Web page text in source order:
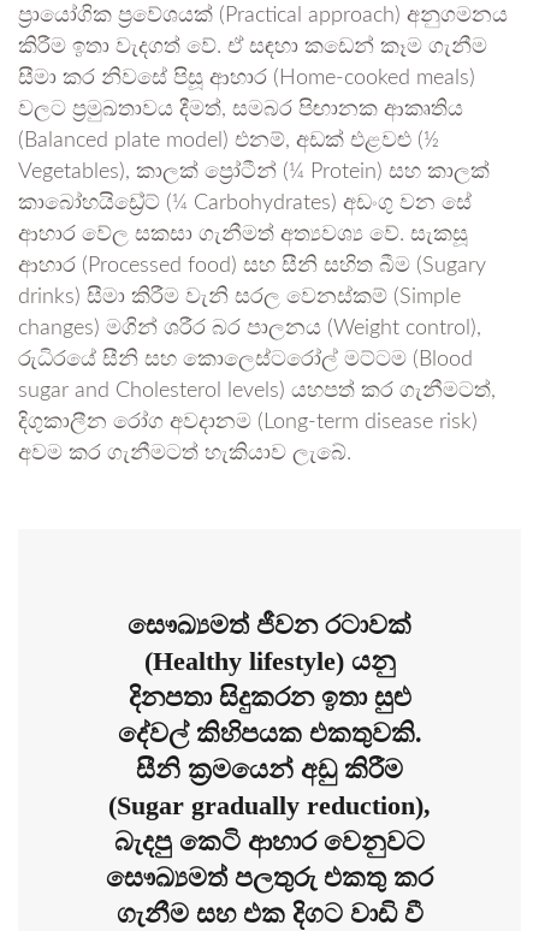
ප්‍රායෝගික ප්‍රවේශයක් (Practical approach) අනුගමනය
කිරීම ඉතා වැදගත් වේ. ඒ සඳහා කඩෙන් කෑම ගැනීම
සීමා කර නිවසේ පිසූ ආහාර (Home-cooked meals)
වලට ප්‍රමුඛතාවය දීමත්, සමබර පිඟානක ආකෘතිය
(Balanced plate model) එනම්, අඩක් එළවළු (½
Vegetables), කාලක් ප්‍රෝටීන් (¼ Protein) සහ කාලක්
කාබෝහයිඩ්‍රේට් (¼ Carbohydrates) අඩංගු වන සේ
ආහාර වේල සකසා ගැනීමත් අත්‍යවශ්‍ය වේ. සැකසූ
ආහාර (Processed food) සහ සීනි සහිත බීම (Sugary
drinks) සීමා කිරීම වැනි සරල වෙනස්කම් (Simple
changes) මගින් ශරීර බර පාලනය (Weight control),
රුධිරයේ සීනි සහ කොලෙස්ටරෝල් මට්ටම (Blood
sugar and Cholesterol levels) යහපත් කර ගැනීමටත්,
දිගුකාලීන රෝග අවදානම (Long-term disease risk)
අවම කර ගැනීමටත් හැකියාව ලැබේ.
සෞඛ්‍යමත් ජීවන රටාවක්
(Healthy lifestyle) යනු
දිනපතා සිදුකරන ඉතා සුළු
දේවල් කිහිපයක එකතුවකි.
සීනි ක්‍රමයෙන් අඩු කිරීම
(Sugar gradually reduction),
බැදපු කෙටි ආහාර වෙනුවට
සෞඛ්‍යමත් පලතුරු එකතු කර
ගැනීම සහ එක දිගට වාඩි වී